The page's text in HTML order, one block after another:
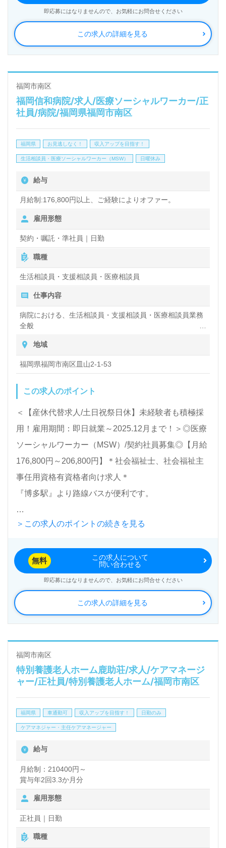
ム、デイサービス、居宅介護支援事業を展開されてい
ます。
◎『職員様の電話応対や接遇が良い、感じが良い、清
潔感のある施設で心地よい』等の感謝も届く事業所
様！◎
看護助手や介護職経験のある方はもちろん、これから
介護職を目指される方も幅広く募集します。充実の
働きやすい環境面もうれしいポイント！『ご利用者様
取得を目指している、介護知識や技術力を高めたい』
『働きがいを感じながら仕事をしたい』『転職で施設
形態や環境を変えて働きたい』等の方も大歓迎です！
募集詳細等、担当コンサルタントよりご案内します。
お問い合わせも遠慮なくお願いします。
全国の求人ご紹介！医療/福祉業界の正社員/パート求
人探しは【ウィルオブ介護】＊求人情報収集、将来的
に検討の方も遠慮なく＊
LINE、メール、お電話などご希望に応じてお問い合
わせ/ご相談可能です。転職相談、求人紹介、年収交
渉など完全無料サービスをご利用いただけます。＜非
転職活動！お問い合わせお待ちしております。
この求人の詳細を見る
即応募にはなりませんので、お気軽にお問合せください
福岡市南区
福岡信和病院/求人/医療ソーシャルワーカー/正
社員/病院/福岡県福岡市南区
福岡県 お見逃しなく！ 収入アップを目指す！
生活相談員・医療ソーシャルワーカー（MSW） 日曜休み
給与
月給制:176,800円以上、ご経験によりオファー。
雇用形態
契約・嘱託・準社員｜日勤
職種
生活相談員・支援相談員・医療相談員
仕事内容
病院における、生活相談員・支援相談員・医療相談員業務
全般
利用者や患者さんの生活の相談や入居・入院などの相談な
ど
地域
福岡県福岡市南区皿山2-1-53
この求人のポイント
＜【産休代替求人/土日祝祭日休】未経験者も積極採
用！雇用期間：即日就業～2025.12月まで！＞◎医療
ソーシャルワーカー（MSW）/契約社員募集◎【月給
176,800円～206,800円】＊社会福祉士、社会福祉主
事任用資格有資格者向け求人＊
『博多駅』より路線バスが便利です。
総病床数45床（地域包括ケア病棟/45床）『福岡信和
営です。福岡県を中心に内科、胃腸内科、循環器内
科、消化器内科、放射線科、リハビリテーション科を
専門とする病院を展開されています。
◎『幸福度』の高い温もりのある医療を提供されてい
る病院様！必要とされる患者様、ご家族様のための
MSW職！◎
病院での医療ソーシャルワーカー（MSW）や介護業
界で相談員経験ののある方はもちろん、これから医療
す。病院での勤務経験は問いません。『患者様お一人
病院様です。『チームアプローチ』で医療の枠にとら
われない接遇もあたたかなサポートのひとつ！『患者
様、ご家族様のお役に立ちたい』『資格/経験を活か
したい』『期間限定で働きたい』『仕事を通じて多く
のことを学びたい』『環境を変えて働きたい』等の方
も大歓迎です。働き方や選考フロー等、担当コンサル
＞この求人のポイントの続きを見る
この求人の詳細を見る
無料
この求人について
問い合わせる
即応募にはなりませんので、お気軽にお問合せください
福岡市南区
特別養護老人ホーム鹿助荘/求人/ケアマネージ
ャー/正社員/特別養護老人ホーム/福岡市南区
福岡県 車通勤可 収入アップを目指す！ 日勤のみ
ケアマネジャー・主任ケアマネージャー
給与
月給制：210400円～
賞与年2回3.3か月分
雇用形態
正社員｜日勤
職種